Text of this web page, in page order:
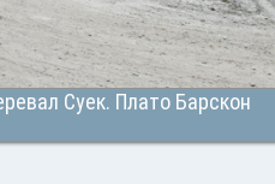
Суек. Плато Барскон